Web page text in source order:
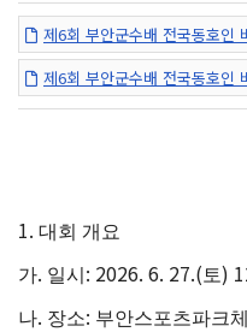
제6회 부안군수배 전국동호인
제6회 부안군수배 전국동호인
1. 대회 개요
가. 일시 : 2026. 6. 27.( 토)
나. 장소: 부안스포츠파크